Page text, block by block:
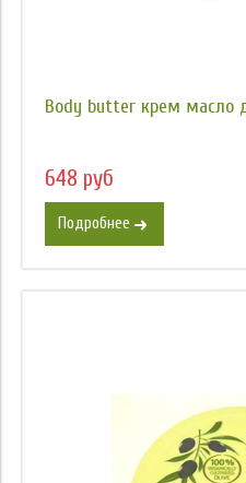
Body butter крем масло
648 руб
Подробнее